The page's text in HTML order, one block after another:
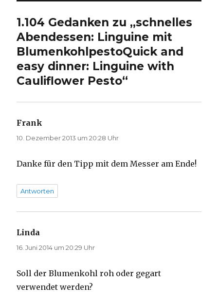
1.104 Gedanken zu „schnelles
Abendessen: Linguine mit
BlumenkohlpestoQuick and
easy dinner: Linguine with
Cauliflower Pesto“
Frank
10. Dezember 2013 um 20:28 Uhr
Danke für den Tipp mit dem Messer am Ende!
Antworten
Linda
16. Juni 2014 um 20:29 Uhr
Soll der Blumenkohl roh oder gegart
verwendet werden?